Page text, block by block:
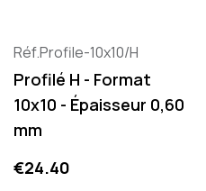
Réf.Profile-10x10/H
Profilé H - Format
10x10 - Épaisseur 0,60
mm
Price
€24.40